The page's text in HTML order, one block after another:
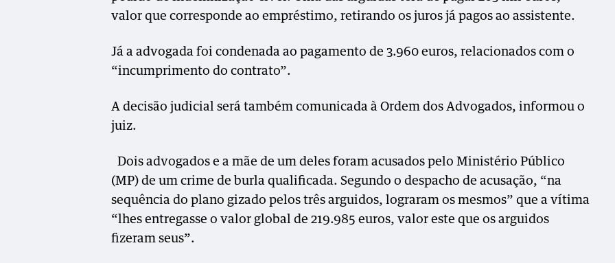
valor que corresponde ao empréstimo, retirando os juros já pagos ao assistente.
Já a advogada foi condenada ao pagamento de 3.960 euros, relacionados com o
“incumprimento do contrato”.
A decisão judicial será também comunicada à Ordem dos Advogados, informou o
juiz.
Dois advogados e a mãe de um deles foram acusados pelo Ministério Público
(MP) de um crime de burla qualificada. Segundo o despacho de acusação, “na
sequência do plano gizado pelos três arguidos, lograram os mesmos” que a vítima
“lhes entregasse o valor global de 219.985 euros, valor este que os arguidos
fizeram seus”.